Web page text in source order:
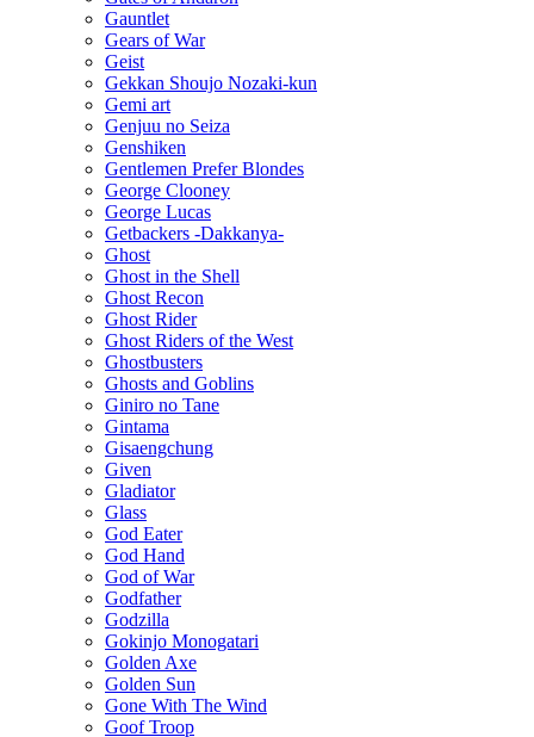
Gauntlet
Gears of War
Geist
Gekkan Shoujo Nozaki-kun
Gemi art
Genjuu no Seiza
Genshiken
Gentlemen Prefer Blondes
George Clooney
George Lucas
Getbackers -Dakkanya-
Ghost
Ghost in the Shell
Ghost Recon
Ghost Rider
Ghost Riders of the West
Ghostbusters
Ghosts and Goblins
Giniro no Tane
Gintama
Gisaengchung
Given
Gladiator
Glass
God Eater
God Hand
God of War
Godfather
Godzilla
Gokinjo Monogatari
Golden Axe
Golden Sun
Gone With The Wind
Goof Troop